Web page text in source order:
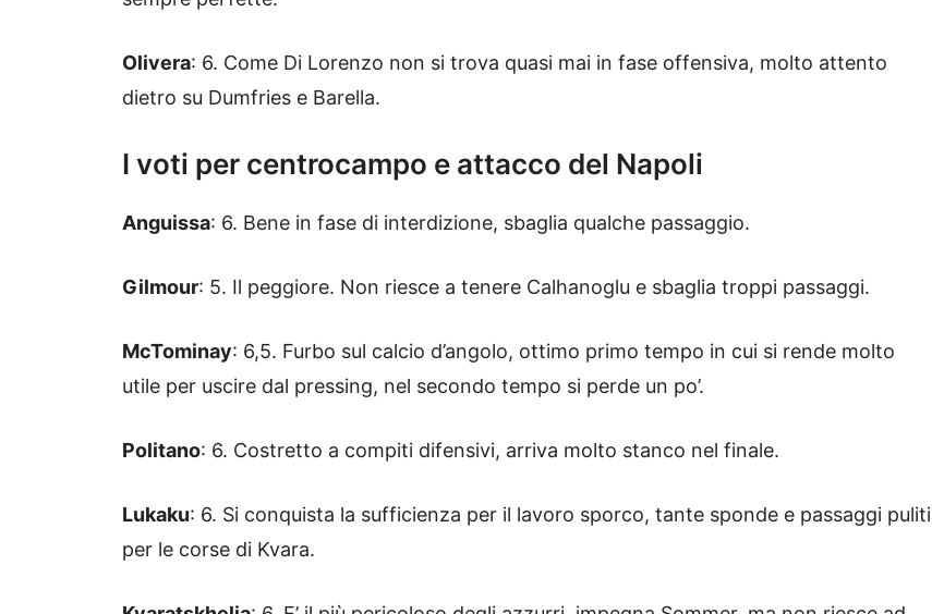
Olivera: 6. Come Di Lorenzo non si trova quasi mai in fase offensiva, molto attento
dietro su Dumfries e Barella.
I voti per centrocampo e attacco del Napoli
Anguissa: 6. Bene in fase di interdizione, sbaglia qualche passaggio.
Gilmour: 5. Il peggiore. Non riesce a tenere Calhanoglu e sbaglia troppi passaggi.
McTominay: 6,5. Furbo sul calcio d’angolo, ottimo primo tempo in cui si rende molto
utile per uscire dal pressing, nel secondo tempo si perde un po’.
Politano: 6. Costretto a compiti difensivi, arriva molto stanco nel finale.
Lukaku: 6. Si conquista la sufficienza per il lavoro sporco, tante sponde e passaggi puliti
per le corse di Kvara.